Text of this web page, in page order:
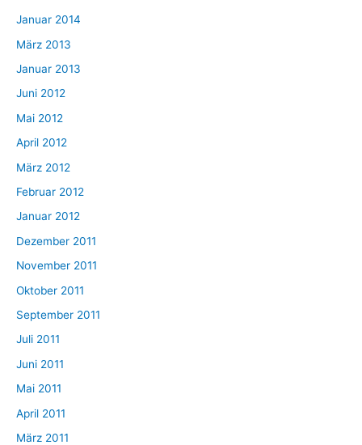
Januar 2014
März 2013
Januar 2013
Juni 2012
Mai 2012
April 2012
März 2012
Februar 2012
Januar 2012
Dezember 2011
November 2011
Oktober 2011
September 2011
Juli 2011
Juni 2011
Mai 2011
April 2011
März 2011